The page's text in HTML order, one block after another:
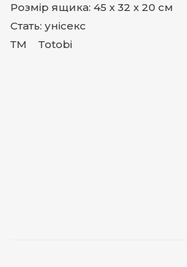
Розмір ящика: 45 х 32 х 20 см
Стать: унісекс
ТМ Totobi